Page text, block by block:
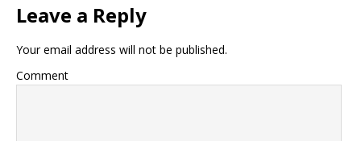
Leave a Reply
Your email address will not be published.
Comment